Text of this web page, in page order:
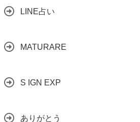
LINE占い
MATURARE
S IGN EXP
ありがとう